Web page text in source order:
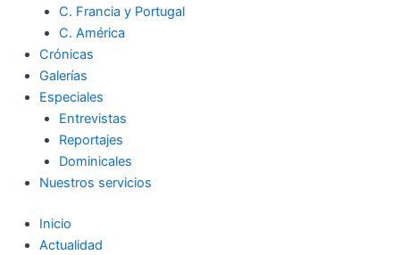
C. Francia y Portugal
C. América
Crónicas
Galerías
Especiales
Entrevistas
Reportajes
Dominicales
Nuestros servicios
Inicio
Actualidad